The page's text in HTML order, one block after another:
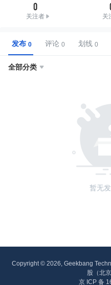
0
关注者 关
发布 评论 划线
全部分类 
暂无
Copyright © 2026, Geekbang
股（北
京 ICP 备